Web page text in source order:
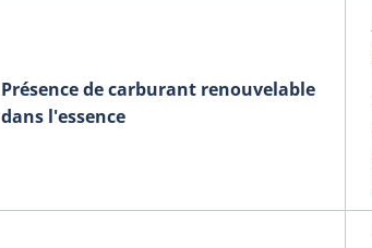
Présence de carburant renouvelable
dans l'essence